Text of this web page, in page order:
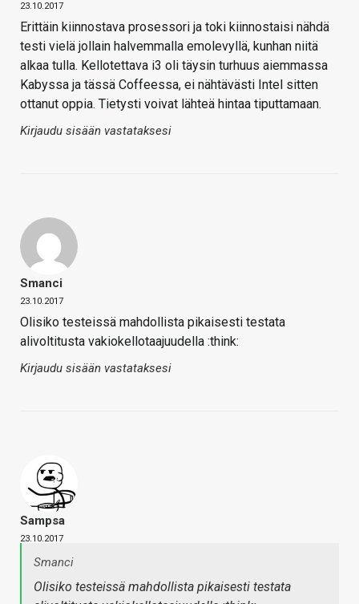
23.10.2017
Erittäin kiinnostava prosessori ja toki kiinnostaisi nähdä
testi vielä jollain halvemmalla emolevyllä, kunhan niitä
alkaa tulla. Kellotettava i3 oli täysin turhuus aiemmassa
Kabyssa ja tässä Coffeessa, ei nähtävästi Intel sitten
ottanut oppia. Tietysti voivat lähteä hintaa tiputtamaan.
Kirjaudu sisään vastataksesi
Smanci
23.10.2017
Olisiko testeissä mahdollista pikaisesti testata
alivoltitusta vakiokellotaajuudella :think:
Kirjaudu sisään vastataksesi
Sampsa
23.10.2017
Smanci
Olisiko testeissä mahdollista pikaisesti testata